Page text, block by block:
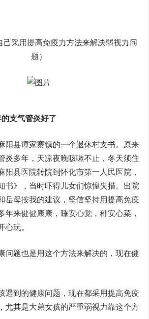
己采用提高免疫力方法来解决弱视力问
题）
支气管炎好了
阳县谭家寨镇的一个退休村支书。原来
炎多年，天凉夜晚咳嗽不止，冬天须住
阳县医院转院到怀化市第一人民医院，
书》，当时吓得儿女们惊惶失措。出院
岳母按我的建议，坚信坚持用提高免疫
年来健健康康，睡安心觉，种安心菜，
心玩。
问题也是用这个方法来解决的，现在健
遇到的健康问题，现在都采用提高免疫
尤其是大弟女孩的严重弱视力靠这个方